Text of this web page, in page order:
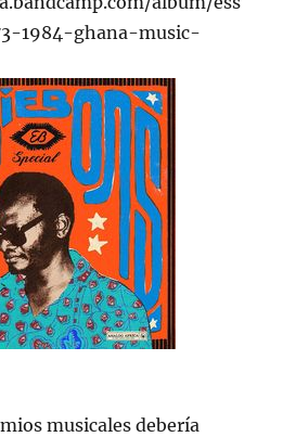
1984-ghana-music-
musicales debería